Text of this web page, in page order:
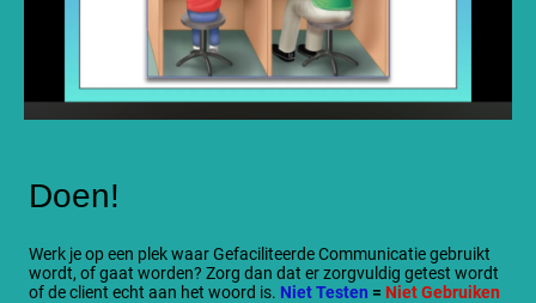
Doen!
Werk je op een plek waar Gefaciliteerde Communicatie gebruikt
wordt, of gaat worden? Zorg dan dat er zorgvuldig getest wordt
of de client echt aan het woord is. Niet Testen = Niet Gebruiken